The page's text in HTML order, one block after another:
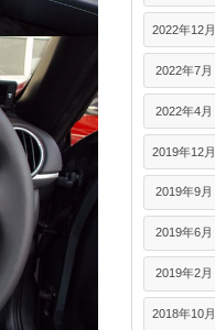
2022年12月
2022年7月
2022年4月
2019年12月
2019年9月
2019年6月
2019年2月
2018年10月